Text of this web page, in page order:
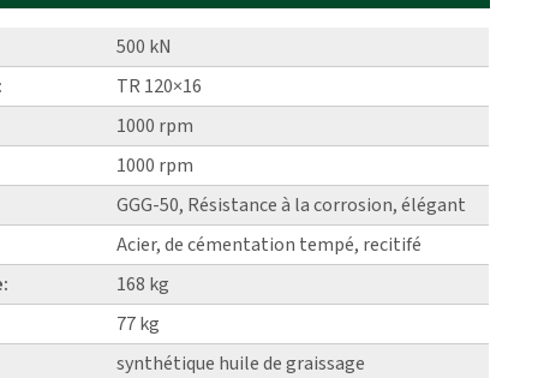
500 kN
TR 120×16
1000 rpm
1000 rpm
GGG-50, Résistance à la corrosion, élégant
Acier, de cémentation tempé, recitifé
168 kg
77 kg
synthétique huile de graissage